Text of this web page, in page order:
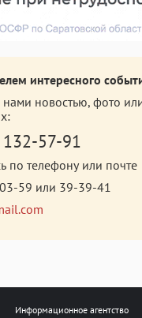
интересного
нами новостью, фото
57-91
по телефону или почте
59 или 39-39-41
Информационное агентство